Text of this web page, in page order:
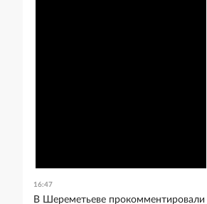
16:47
В Шереметьеве прокомментировали